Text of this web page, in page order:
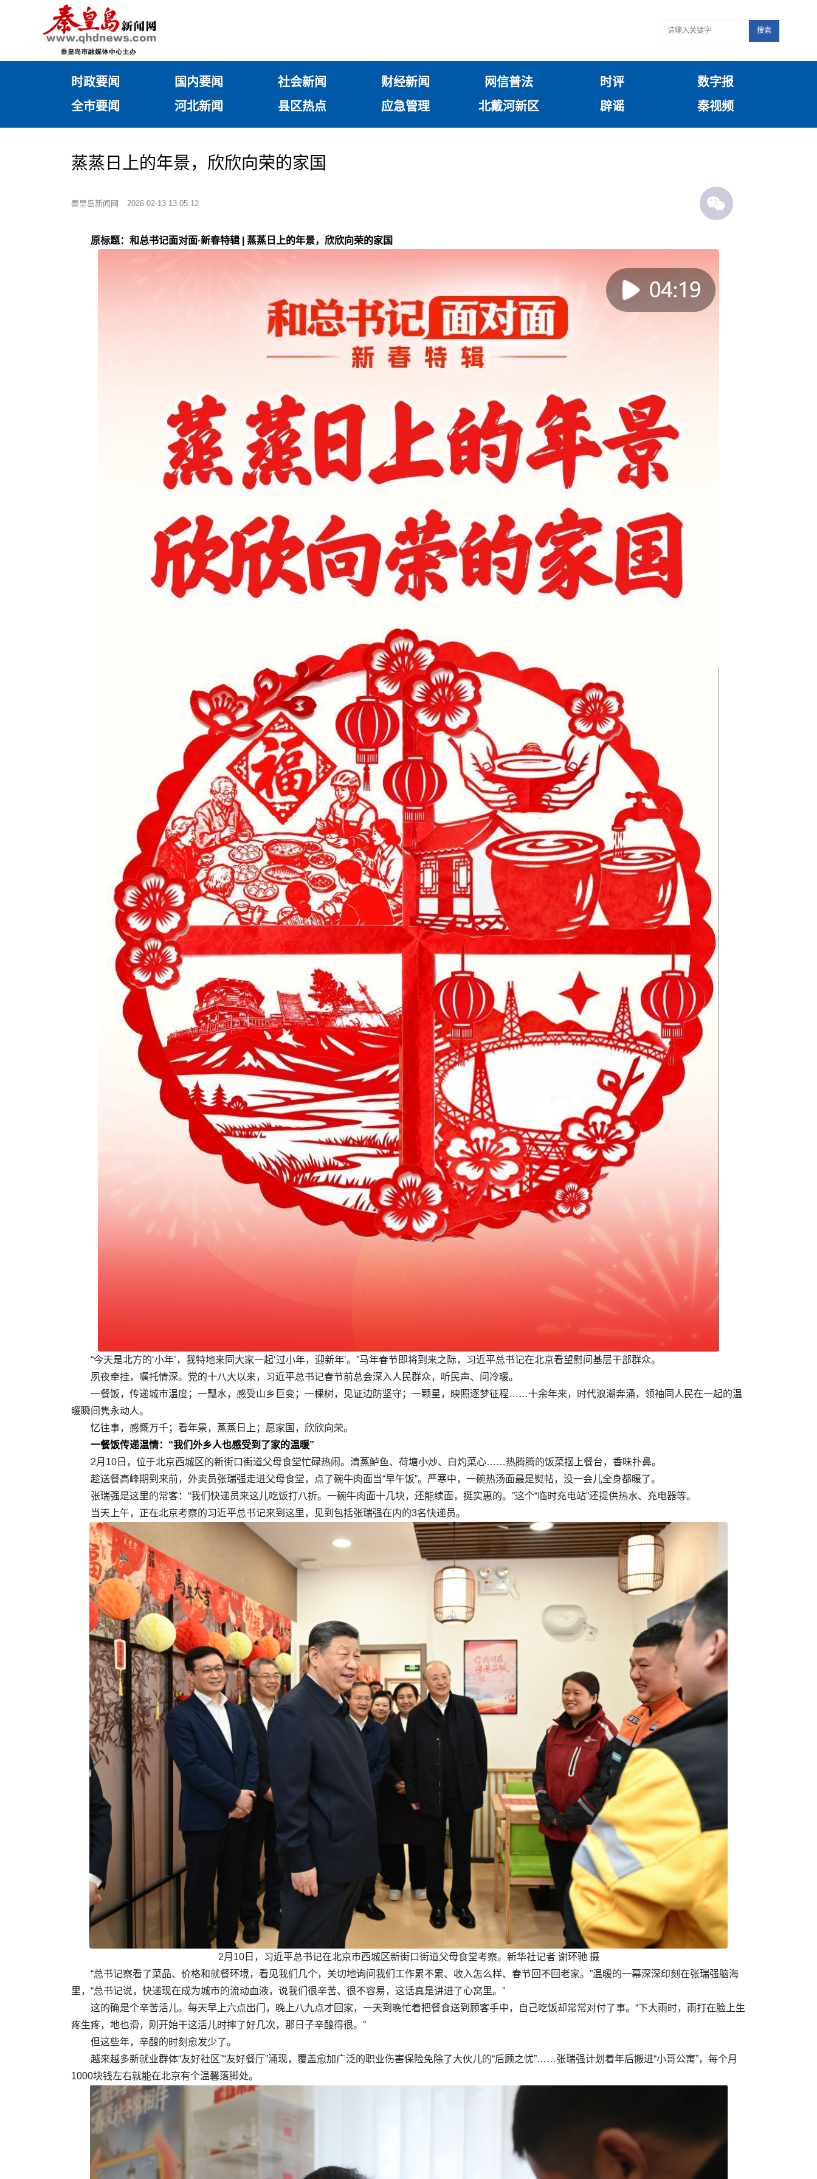
搜索
时政要闻 国内要闻 社会新闻 财经新闻 网信普法 时评
数字报
全市要闻
河北新闻 县区热点 应急管理 北戴河新区 辟谣 秦视频
蒸蒸日上的年景，欣欣向荣的家国
秦皇岛新闻网 2026-02-13 13:05:12
原标题：和总书记面对面·新春特辑 | 蒸蒸日上的年景，欣欣向荣的家国
“今天是北方的‘小年’，我特地来同大家一起‘过小年，迎新年’。”马年春节即将到来之际，习近平总书记在北京看望慰问基层干部群众。
夙夜牵挂，嘱托情深。党的十八大以来，习近平总书记春节前总会深入人民群众，听民声、问冷暖。
一餐饭，传递城市温度；一瓢水，感受山乡巨变；一棵树，见证边防坚守；一颗星，映照逐梦征程……十余年来，时代浪潮奔涌，领袖同人民在一起的温
暖瞬间隽永动人。
忆往事，感慨万千；看年景，蒸蒸日上；愿家国，欣欣向荣。
一餐饭传递温情：“我们外乡人也感受到了家的温暖”
2月10日，位于北京西城区的新街口街道父母食堂忙碌热闹。清蒸鲈鱼、荷塘小炒、白灼菜心……热腾腾的饭菜摆上餐台，香味扑鼻。
趁送餐高峰期到来前，外卖员张瑞强走进父母食堂，点了碗牛肉面当“早午饭”。严寒中，一碗热汤面最是熨帖，没一会儿全身都暖了。
张瑞强是这里的常客：“我们快递员来这儿吃饭打八折。一碗牛肉面十几块，还能续面，挺实惠的。”这个“临时充电站”还提供热水、充电器等。
当天上午，正在北京考察的习近平总书记来到这里，见到包括张瑞强在内的3名快递员。
2月10日，习近平总书记在北京市西城区新街口街道父母食堂考察。新华社记者 谢环驰 摄
“总书记察看了菜品、价格和就餐环境，看见我们几个，关切地询问我们工作累不累、收入怎么样、春节回不回老家。”温暖的一幕深深印刻在张瑞强脑海
里，“总书记说，快递现在成为城市的流动血液，说我们很辛苦、很不容易，这话真是讲进了心窝里。”
这的确是个辛苦活儿。每天早上六点出门，晚上八九点才回家，一天到晚忙着把餐食送到顾客手中，自己吃饭却常常对付了事。“下大雨时，雨打在脸上生
疼生疼，地也滑，刚开始干这活儿时摔了好几次，那日子辛酸得很。”
但这些年，辛酸的时刻愈发少了。
越来越多新就业群体“友好社区”“友好餐厅”涌现，覆盖愈加广泛的职业伤害保险免除了大伙儿的“后顾之忧”……张瑞强计划着年后搬进“小哥公寓”，每个月
1000块钱左右就能在北京有个温馨落脚处。